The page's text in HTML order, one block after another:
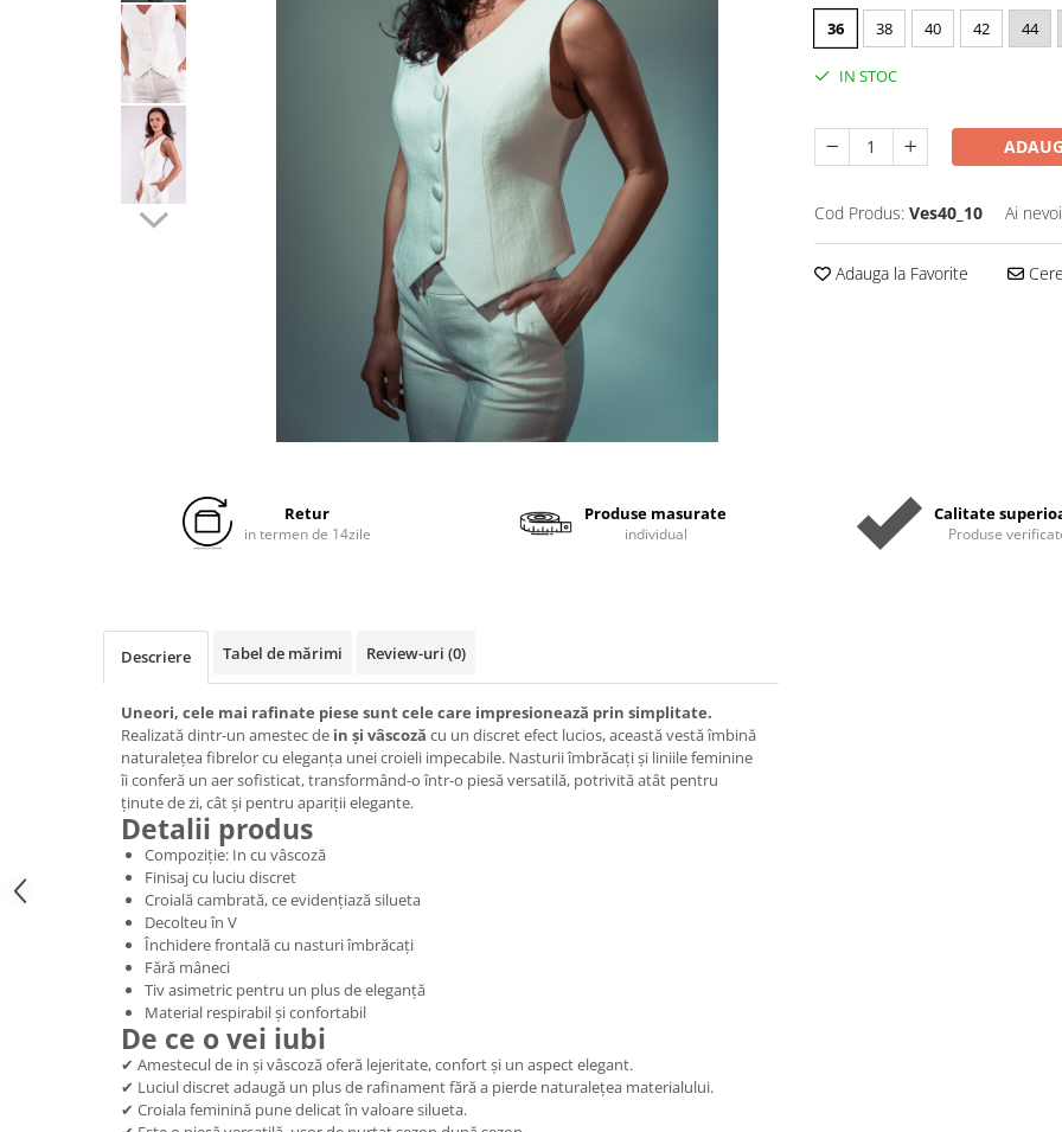
36 38 40 42 44
IN STOC
Cod Produs: Ves40_10 Ai
Adauga la Favorite
Retur
in termen de 14zile
Produse masurate
individual
Calitate
Produse
Descriere Tabel de mărimi Review-uri (0)
Uneori, cele mai rafinate piese sunt cele care impresionează prin simplitate.
Realizată dintr-un amestec de in și vâscoză cu un discret efect lucios, această vestă îmbină
naturalețea fibrelor cu eleganța unei croieli impecabile. Nasturii îmbrăcați și liniile feminine
îi conferă un aer sofisticat, transformând-o într-o piesă versatilă, potrivită atât pentru
ținute de zi, cât și pentru apariții elegante.
Detalii produs
Compoziție: In cu vâscoză
Finisaj cu luciu discret
Croială cambrată, ce evidențiază silueta
Decolteu în V
Închidere frontală cu nasturi îmbrăcați
Fără mâneci
Tiv asimetric pentru un plus de eleganță
Material respirabil și confortabil
De ce o vei iubi
✔ Amestecul de in și vâscoză oferă lejeritate, confort și un aspect elegant.
✔ Luciul discret adaugă un plus de rafinament fără a pierde naturalețea materialului.
✔ Croiala feminină pune delicat în valoare silueta.